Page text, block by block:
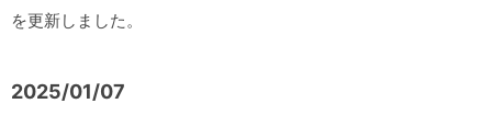
を更新しました。
2025/01/07